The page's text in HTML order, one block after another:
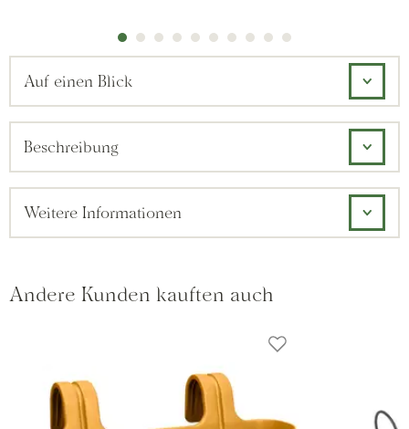
Auf einen Blick
Beschreibung
Weitere Informationen
Andere Kunden kauften auch